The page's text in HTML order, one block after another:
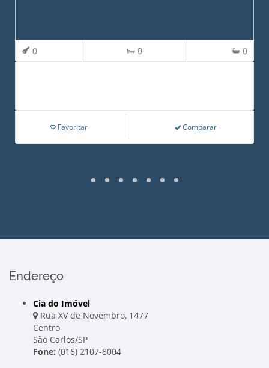
0 0 0
Favoritar Comparar
Endereço
Cia do Imóvel
Rua XV de Novembro, 1477
Centro
São Carlos/SP
Fone: (016) 2107-8004